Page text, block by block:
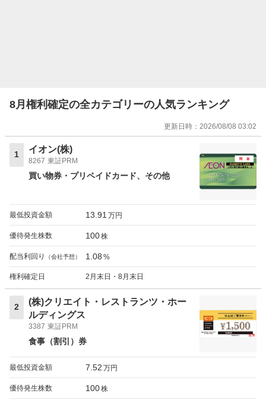
8月権利確定の全カテゴリーの人気ランキング
更新日時： 2026/08/08 03:02
1
イオン(株)
8267 東証PRM
買い物券・プリペイドカード その他
最低投資金額 13.91 万円
優待発生株数 100株
配当利回り （会社予想） 1.08 %
権利確定日 2月末日・8月末日
2
(株)クリエイト・レストランツ・ホー
ルディングス
3387 東証PRM
食事（割引）券
最低投資金額 7.52 万円
優待発生株数 100株